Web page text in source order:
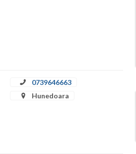
0739646663
Hunedoara